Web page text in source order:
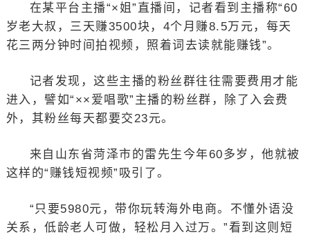
在某平台主播“×姐”直播间，记者看到主播称“60
岁老大叔，三天赚3500块，4个月赚8.5万元，每天
花三两分钟时间拍视频，照着词去读就能赚钱”。
记者发现，这些主播的粉丝群往往需要费用才能
进入，譬如“××爱唱歌”主播的粉丝群，除了入会费
外，其粉丝每天都要交23元。
来自山东省菏泽市的雷先生今年60多岁，他就被
这样的“赚钱短视频”吸引了。
“只要5980元，带你玩转海外电商。不懂外语没
关系，低龄老人可做，轻松月入过万。”看到这则短